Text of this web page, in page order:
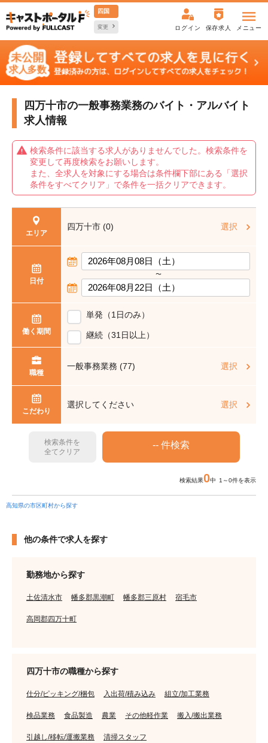
四国
変更 ログイン 保存求人 メニュー
四万十市の一般事務業務のバイト・アルバイト
求人情報
検索条件に該当する求人がありませんでした。検索条件を
変更して再度検索をお願いします。
また、全求人を対象にする場合は条件欄下部にある「選択
条件をすべてクリア」で条件を一括クリアできます。
エリア
四万十市 (0) 選択
日付
〜
働く期間
単発（1日のみ）
継続（31日以上）
職種
一般事務業務 (77) 選択
こだわり
選択してください 選択
検索条件を
全てクリア
検索結果0中 1～0件を表示
高知県の市区町村から探す
他の条件で求人を探す
勤務地から探す
土佐清水市 幡多郡黒潮町 幡多郡三原村 宿毛市
高岡郡四万十町
四万十市の職種から探す
仕分/ピッキング/梱包 入出荷/積み込み 組立/加工業務
検品業務 食品製造 農業 その他軽作業 搬入/搬出業務
引越し/移転/運搬業務 清掃スタッフ